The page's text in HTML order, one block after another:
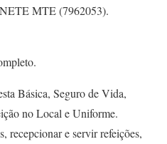
MTE (7962053).
Básica, Seguro de Vida,
no Local e Uniforme.
recepcionar e servir refeições,